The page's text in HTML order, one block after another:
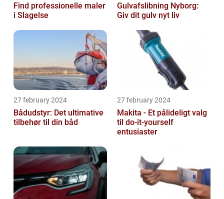
Find professionelle maler
i Slagelse
Gulvafslibning Nyborg:
Giv dit gulv nyt liv
27 february 2024
Bådudstyr: Det ultimative
tilbehør til din båd
27 february 2024
Makita - Et pålideligt valg
til do-it-yourself
entusiaster